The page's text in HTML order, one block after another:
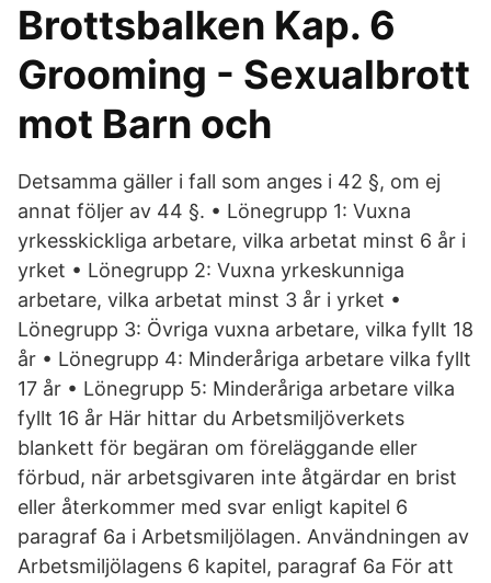
Brottsbalken Kap. 6
Grooming - Sexualbrott
mot Barn och
Detsamma gäller i fall som anges i 42 §, om ej
annat följer av 44 §. • Lönegrupp 1: Vuxna
yrkesskickliga arbetare, vilka arbetat minst 6 år i
yrket • Lönegrupp 2: Vuxna yrkeskunniga
arbetare, vilka arbetat minst 3 år i yrket •
Lönegrupp 3: Övriga vuxna arbetare, vilka fyllt 18
år • Lönegrupp 4: Minderåriga arbetare vilka fyllt
17 år • Lönegrupp 5: Minderåriga arbetare vilka
fyllt 16 år Här hittar du Arbetsmiljöverkets
blankett för begäran om föreläggande eller
förbud, när arbetsgivaren inte åtgärdar en brist
eller återkommer med svar enligt kapitel 6
paragraf 6a i Arbetsmiljölagen. Användningen av
Arbetsmiljölagens 6 kapitel, paragraf 6a För att